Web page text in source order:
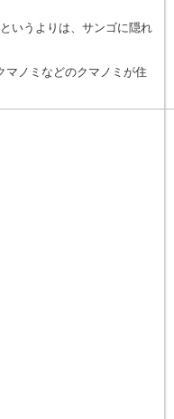
いうよりは、サンゴに隠れ
マノミなどのクマノミが住